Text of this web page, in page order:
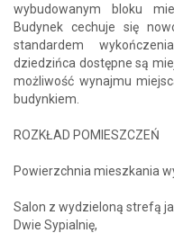
wybudowanym bloku
Budynek cechuje się
standardem
dziedzińca dostępne są
możliwość wynajmu
budynkiem.
ROZKŁAD POMIESZCZEŃ
Powierzchnia mieszkania
Salon z wydzieloną strefą
Dwie Sypialnię,